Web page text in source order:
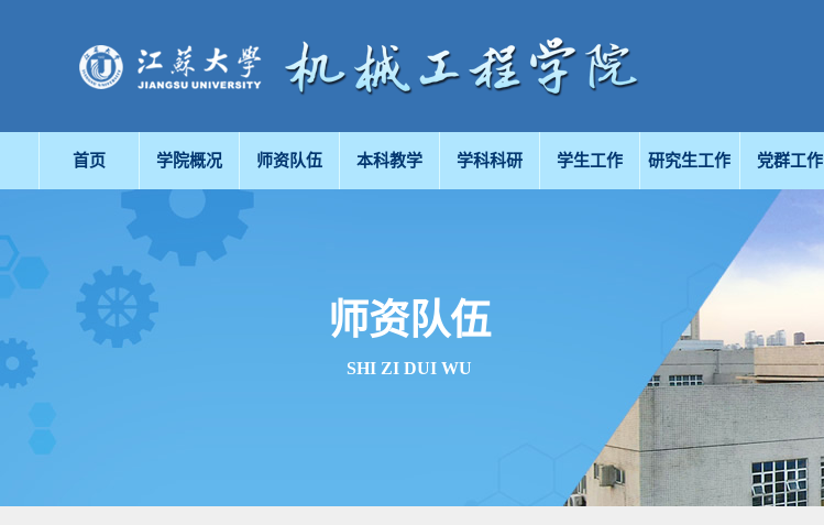
首页 学院概况 师资队伍 本科教学 学科科研 学生工作 研究生工作 党群工作
师资队伍
SHI ZI DUI WU